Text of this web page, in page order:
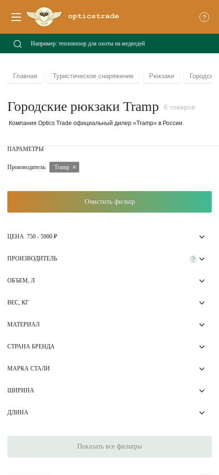
?
Главная Туристическое снаряжение Рюкзаки
Городские рюкзаки Tramp 6 товаров
Компания Optics Trade официальный дилер «Tramp» в России.
ПАРАМЕТРЫ
Производитель: Tramp
Очистить фильтр
ЦЕНА 750 - 5900 ₽
?
ПРОИЗВОДИТЕЛЬ
ОБЪЕМ, Л
ВЕС, КГ
МАТЕРИАЛ
СТРАНА БРЕНДА
МАРКА СТАЛИ
ШИРИНА
ДЛИНА
Показать все фильтры